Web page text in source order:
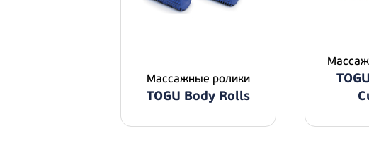
Массажные ролики
TOGU Body Rolls